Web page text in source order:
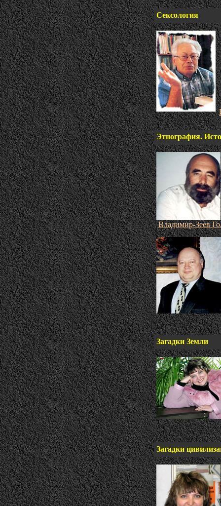
Сексология
Этнография.
Владимир-Зеев
Загадки Земли
Загадки